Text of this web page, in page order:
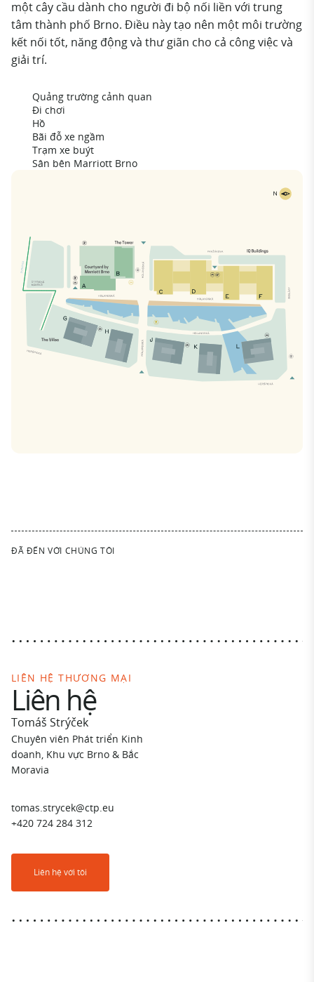
một cây cầu dành cho người đi bộ nối liền với trung
tâm thành phố Brno. Điều này tạo nên một môi trường
kết nối tốt, năng động và thư giãn cho cả công việc và
giải trí.
Quảng trường cảnh quan
Đi chơi
Hồ
Bãi đỗ xe ngầm
Trạm xe buýt
Sân bên Marriott Brno
ĐÃ ĐẾN VỚI CHÚNG TÔI
LIÊN HỆ THƯƠNG MẠI
Liên hệ
Tomáš Strýček
Chuyên viên Phát triển Kinh
doanh, Khu vực Brno & Bắc
Moravia
tomas.strycek@ctp.eu
+420 724 284 312
Liên hệ với tôi